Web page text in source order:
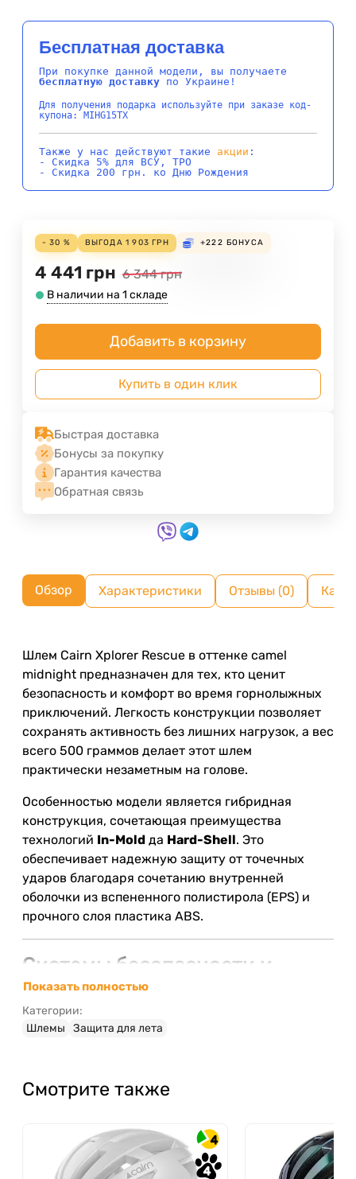
Бесплатная доставка
При покупке данной модели, вы получаете
бесплатную доставку по Украине!
Для получения подарка используйте при заказе код-
купона: MIHG15TX
Также у нас действуют такие акции :
- Скидка 5% для ВСУ, ТРО
- Скидка 200 грн. ко Дню Рождения
- 30 % ВЫГОДА 1 903 ГРН +222 БОНУСА
4 441 грн 6 344 грн
В наличии на 1 складе
Добавить в корзину
Купить в один клик
Быстрая доставка
Бонусы за покупку
Гарантия качества
Обратная связь
Обзор Характеристики Отзывы (0) Как
Шлем Cairn Xplorer Rescue в оттенке camel
midnight предназначен для тех, кто ценит
безопасность и комфорт во время горнолыжных
приключений. Легкость конструкции позволяет
сохранять активность без лишних нагрузок, а вес
всего 500 граммов делает этот шлем
практически незаметным на голове.
Особенностью модели является гибридная
конструкция, сочетающая преимущества
технологий In-Mold да Hard-Shell. Это
обеспечивает надежную защиту от точечных
ударов благодаря сочетанию внутренней
оболочки из вспененного полистирола (EPS) и
прочного слоя пластика ABS.
Системы безопасности и
комфорта в Cairn Xplorer
Rescue
лавину.
которая сохраняет естественную
восприимчивость звуков непосредственно в
шлеме, не изолируя окружающую среду.
Показать полностью
Категории:
Шлемы
Защита для лета
Смотрите также
4
4